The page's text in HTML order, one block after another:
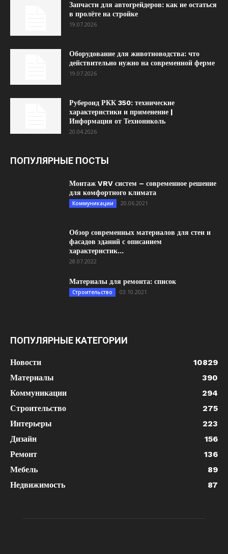
Запчасти для автогрейдеров: как не остаться
в пролёте на стройке
19.07.2026
Оборудование для животноводства: что
действительно нужно на современной ферме
19.07.2026
Рубероид РКК 350: технические
характеристики и применение |
Информация от Технониколь
20.04.2026
ПОПУЛЯРНЫЕ ПОСТЫ
Монтаж VRV систем – современное решение
для комфортного климата
Коммуникации 20.06.2021
Обзор современных материалов для стен и
фасадов зданий с описанием
характеристик...
28.07.2022
Материалы для ремонта: список
Строительство 03.10.2021
ПОПУЛЯРНЫЕ КАТЕГОРИИ
Новости
10829
Материалы
390
Коммуникации
294
Строительство
275
Интерьеры
223
Дизайн
156
Ремонт
136
Мебель
89
Недвижимость
87